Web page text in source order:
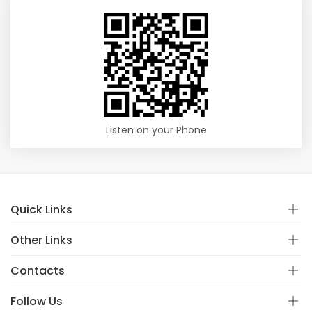
Listen on your Phone
Quick Links
Other Links
Contacts
Follow Us